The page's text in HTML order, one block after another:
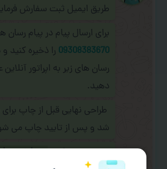
طریق ایمیل ثبت سفارش
برای ارسال پیام در پیام رسان
09308383670 را ذخیره کنید
رسان های زیر به اپراتور
دهید.
طراحی نهایی قبل از چاپ
شد و پس از تایید چاپ می
در صورت نیاز به سفارشی